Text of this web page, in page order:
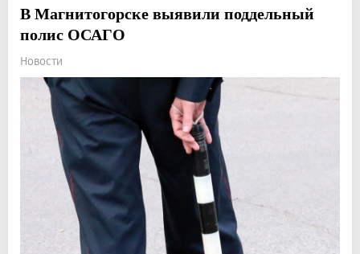
В Магнитогорске выявили поддельный
полис ОСАГО
Новости